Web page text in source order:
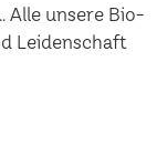
Alle unsere Bio-
Leidenschaft